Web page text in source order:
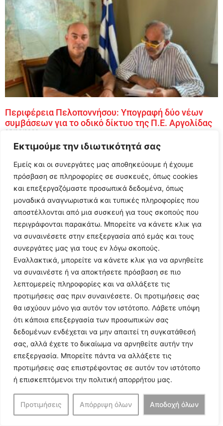
Εκτιμούμε την ιδιωτικότητά σας
Εμείς και οι συνεργάτες μας αποθηκεύουμε ή έχουμε
πρόσβαση σε πληροφορίες σε συσκευές, όπως cookies
και επεξεργαζόμαστε προσωπικά δεδομένα, όπως
μοναδικά αναγνωριστικά και τυπικές πληροφορίες που
αποστέλλονται από μια συσκευή για τους σκοπούς που
περιγράφονται παρακάτω. Μπορείτε να κάνετε κλικ για
να συναινέσετε στην επεξεργασία από εμάς και τους
συνεργάτες μας για τους εν λόγω σκοπούς.
Εναλλακτικά, μπορείτε να κάνετε κλικ για να αρνηθείτε
να συναινέστε ή να αποκτήσετε πρόσβαση σε πιο
λεπτομερείς πληροφορίες και να αλλάξετε τις
προτιμήσεις σας πριν συναινέσετε. Οι προτιμήσεις σας
θα ισχύουν μόνο για αυτόν τον ιστότοπο. Λάβετε υπόψη
ότι κάποια επεξεργασία των προσωπικών σας
δεδομένων ενδέχεται να μην απαιτεί τη συγκατάθεσή
σας, αλλά έχετε το δικαίωμα να αρνηθείτε αυτήν την
επεξεργασία. Μπορείτε πάντα να αλλάξετε τις
προτιμήσεις σας επιστρέφοντας σε αυτόν τον ιστότοπο
ή επισκεπτόμενοι την πολιτική απορρήτου μας.
Προτιμήσεις Απόρριψη όλων Αποδοχή όλων
Περιφέρεια Πελοποννήσου: Υπογραφή δύο νέων
συμβάσεων για το οδικό δίκτυο της Π.Ε. Αργολίδας
05/08/2026
Υπογραφή δύο νέων συμβάσεων προϋπολογισμού 360.000
την οδική ασφάλεια στην Π.Ε. Αργολίδας
ΠΕΡΙΣΣΟΤΕΡΑ »
Αρ. Μπίμπας: «Κατέρρευσαν οι εντυπώσεις» – Τι
έδειξαν οι αναλύσεις της Περιφέρειας για τη
λιμνοθάλασσα
06/08/2026
Τέλος στα σενάρια περί μόλυνσης της λιμνοθάλασσας από
αστικά λύματα βάζει με ανάρτησή του στα μέσα κοινωνικής
δικτύωσης ο δημοτικός σύμβουλος και Πρόεδρος της ΔΕΥΑ
Ερμιονίδας, Αριστείδης Μπίμπας